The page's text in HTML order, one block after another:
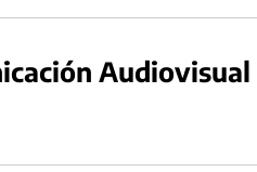
Audiovisual